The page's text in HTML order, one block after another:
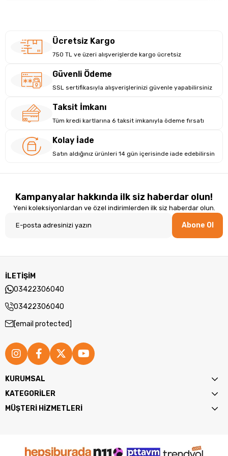
Ücretsiz Kargo
750 TL ve üzeri alışverişlerde kargo ücretsiz
Güvenli Ödeme
SSL sertifikasıyla alışverişlerinizi güvenle yapabilirsiniz
Taksit İmkanı
Tüm kredi kartlarına 6 taksit imkanıyla ödeme fırsatı
Kolay İade
Satın aldığınız ürünleri 14 gün içerisinde iade edebilirsin
Kampanyalar hakkında ilk siz haberdar olun!
Yeni koleksiyonlardan ve özel indirimlerden ilk siz haberdar olun.
Abone Ol
İLETİŞİM
03422306040
03422306040
[email protected]
KURUMSAL
KATEGORİLER
MÜŞTERİ HİZMETLERİ